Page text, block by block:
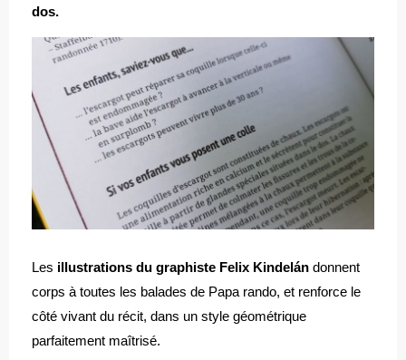
dos.
Les illustrations du graphiste Felix Kindelán donnent
corps à toutes les balades de Papa rando, et renforce le
côté vivant du récit, dans un style géométrique
parfaitement maîtrisé.